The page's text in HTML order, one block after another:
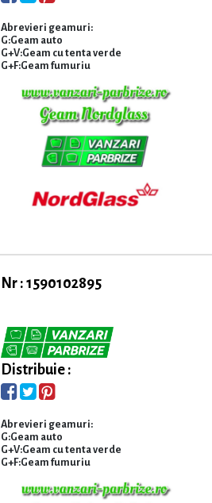
Abrevieri geamuri:
G:Geam auto
G+V:Geam cu tenta verde
G+F:Geam fumuriu
Nr : 1590102895
Distribuie :
Abrevieri geamuri:
G:Geam auto
G+V:Geam cu tenta verde
G+F:Geam fumuriu